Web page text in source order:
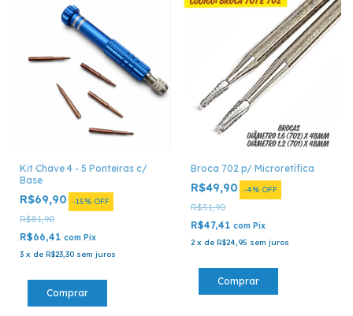
Kit Chave 4 - 5 Ponteiras c/
Base
R$69,90 -15% OFF
R$81,90
R$66,41 com Pix
3 x de R$23,30 sem juros
Broca 702 p/ Microretífica
R$49,90 -4% OFF
R$51,90
R$47,41 com Pix
2 x de R$24,95 sem juros